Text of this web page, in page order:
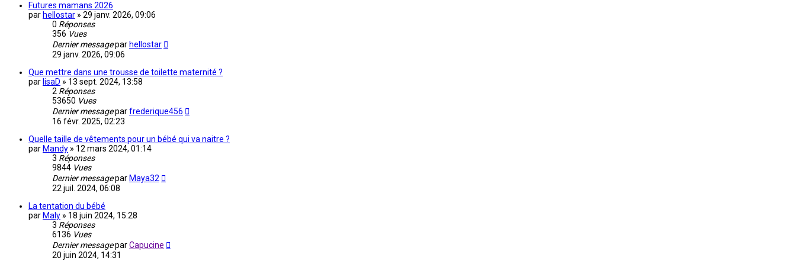
Futures mamans 2026
par hellostar » 29 janv. 2026, 09:06
0 Réponses
356 Vues
Dernier messagepar hellostar
29 janv. 2026, 09:06
Que mettre dans une trousse de toilette maternité ?
par lisaD » 13 sept. 2024, 13:58
2 Réponses
53650 Vues
Dernier messageparfrederique456
16 févr. 2025, 02:23
Quelle taille de vêtements pour un bébé qui va naitre ?
par Mandy » 12 mars 2024, 01:14
3 Réponses
9844 Vues
Dernier messagepar Maya32
22 juil. 2024, 06:08
La tentation du bébé
par Maly » 18 juin 2024, 15:28
3 Réponses
6136 Vues
Dernier messageparCapucine
20 juin 2024, 14:31